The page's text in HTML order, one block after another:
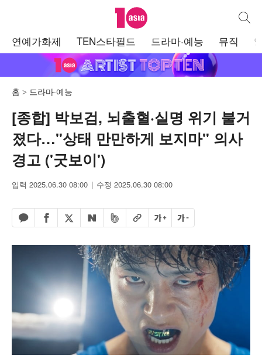
텐아시아 통합
연예가화제 TEN스타필드 드라마·예능 뮤직
홈 드라마·예능
[종합] 박보검, 뇌출혈·실명 위기 불거
졌다…"상태 만만하게 보지마" 의사
경고 ('굿보이')
입력 2025.06.30 08:00 수정 2025.06.30 08:00
카카오톡 공유하기
페이스북 공유하기
엑스 공유하기
네이버 공유하기
밴드 공유하기
URL복사글자 크게글자 작게